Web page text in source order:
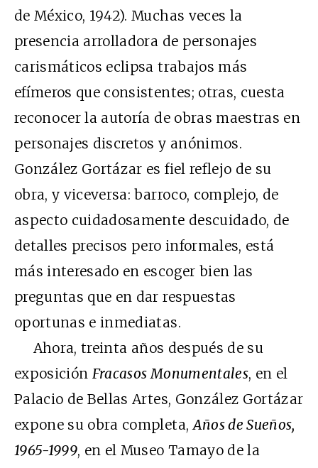
de México, 1942). Muchas veces la
presencia arrolladora de personajes
carismáticos eclipsa trabajos más
efímeros que consistentes; otras, cuesta
reconocer la autoría de obras maestras en
personajes discretos y anónimos.
González Gortázar es fiel reflejo de su
obra, y viceversa: barroco, complejo, de
aspecto cuidadosamente descuidado, de
detalles precisos pero informales, está
más interesado en escoger bien las
preguntas que en dar respuestas
oportunas e inmediatas.
Ahora, treinta años después de su
exposición Fracasos Monumentales, en el
Palacio de Bellas Artes, González Gortázar
expone su obra completa,Años de Sueños,
1965-1999, en el Museo Tamayo de la